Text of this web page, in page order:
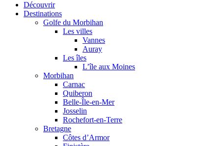
Découvrir
Destinations
Golfe du Morbihan
Les villes
Vannes
Auray
Les îles
L’île aux Moines
Morbihan
Carnac
Quiberon
Belle-Île-en-Mer
Josselin
Rochefort-en-Terre
Bretagne
Côtes d’Armor